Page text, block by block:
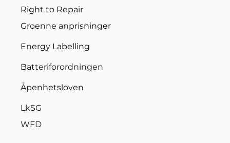
Right to Repair
Groenne anprisninger
Energy Labelling
Batteriforordningen
Åpenhetsloven
LkSG
WFD